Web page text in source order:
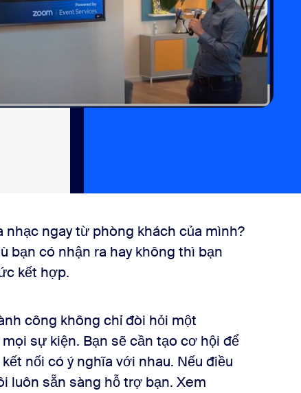
ngay từ phòng khách của mình?
bạn có nhận ra hay không thì bạn
kết hợp.
công không chỉ đòi hỏi một
sự kiện. Bạn sẽ cần tạo cơ hội để
nối có ý nghĩa với nhau. Nếu điều
luôn sẵn sàng hỗ trợ bạn. Xem